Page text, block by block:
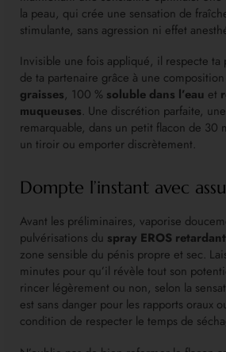
la peau, qui crée une sensation de
stimulante, sans agression ni effet
Invisible une fois appliqué, il respecte ta
de ta partenaire grâce à une composition
graisses, 100 % soluble dans l’eau et
muqueuses. Une discrétion parfaite,
remarquable, dans un petit flacon de 30
un tiroir ou emporter discrètement.
Dompte l’instant avec
Avant les préliminaires, vaporise
pulvérisations du spray EROS retardant
zone sensible du pénis propre et sec.
minutes pour qu’il révèle tout son
rincer légèrement ou non, selon la
est sans danger pour les rapports oraux
condition de respecter le temps de